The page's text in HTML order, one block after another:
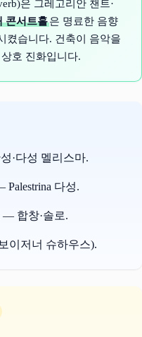
은 그레고리안 챈트·
콘서트홀은 명료한 음향
켰습니다. 건축이 음악을
호 진화입니다.
·다성 멜리스마.
다성.
— 합창·솔로.
이저너 슈하우스).